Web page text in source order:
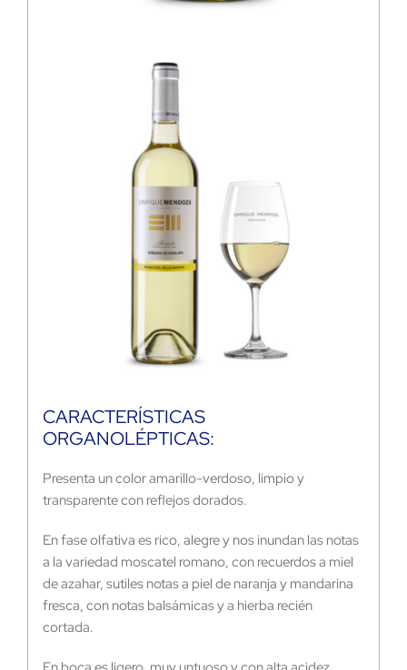
CARACTERÍSTICAS
ORGANOLÉPTICAS:
Presenta un color amarillo-verdoso, limpio y
transparente con reflejos dorados.
En fase olfativa es rico, alegre y nos inundan las notas
a la variedad moscatel romano, con recuerdos a miel
de azahar, sutiles notas a piel de naranja y mandarina
fresca, con notas balsámicas y a hierba recién
cortada.